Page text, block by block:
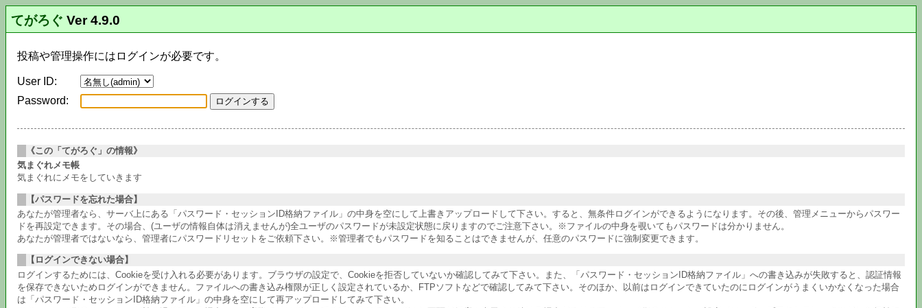
てがろぐ Ver 4.9.0
投稿や管理操作にはログインが必要です。
User ID:
Password:
《この「てがろぐ」の情報》
気まぐれメモ帳
気まぐれにメモをしていきます
【パスワードを忘れた場合】
あなたが管理者なら、サーバ上にある「パスワード・セッションID格納ファイル」の中身を空にして上書きアップロードして下さい。すると、無条件ログインができるようになります。その後、管理メニューからパスワー
ドを再設定できます。その場合、(ユーザの情報自体は消えませんが)全ユーザのパスワードが未設定状態に戻りますのでご注意下さい。※ファイルの中身を覗いてもパスワードは分かりません。
あなたが管理者ではないなら、管理者にパスワードリセットをご依頼下さい。※管理者でもパスワードを知ることはできませんが、任意のパスワードに強制変更できます。
【ログインできない場合】
ログインするためには、Cookieを受け入れる必要があります。ブラウザの設定で、Cookieを拒否していないか確認してみて下さい。また、「パスワード・セッションID格納ファイル」への書き込みが失敗すると、認証情報
を保存できないためログインができません。ファイルへの書き込み権限が正しく設定されているか、FTPソフトなどで確認してみて下さい。そのほか、以前はログインできていたのにログインがうまくいかなくなった場合
は「パスワード・セッションID格納ファイル」の中身を空にして再アップロードしてみて下さい。